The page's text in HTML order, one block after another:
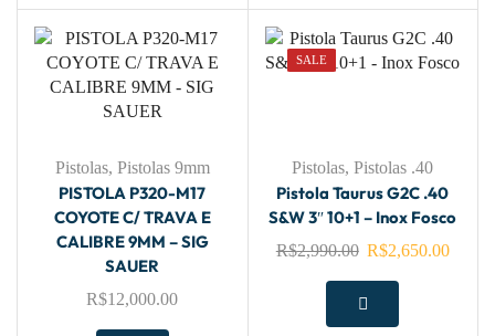
Pistolas, Pistolas 9mm
PISTOLA P320-M17
COYOTE C/ TRAVA E
CALIBRE 9MM – SIG
SAUER
R$12,000.00
SALE
Pistolas,Pistolas .40
Pistola Taurus G2C .40
S&W 3″ 10+1 – Inox Fosco
R$2,990.00 R$2,650.00